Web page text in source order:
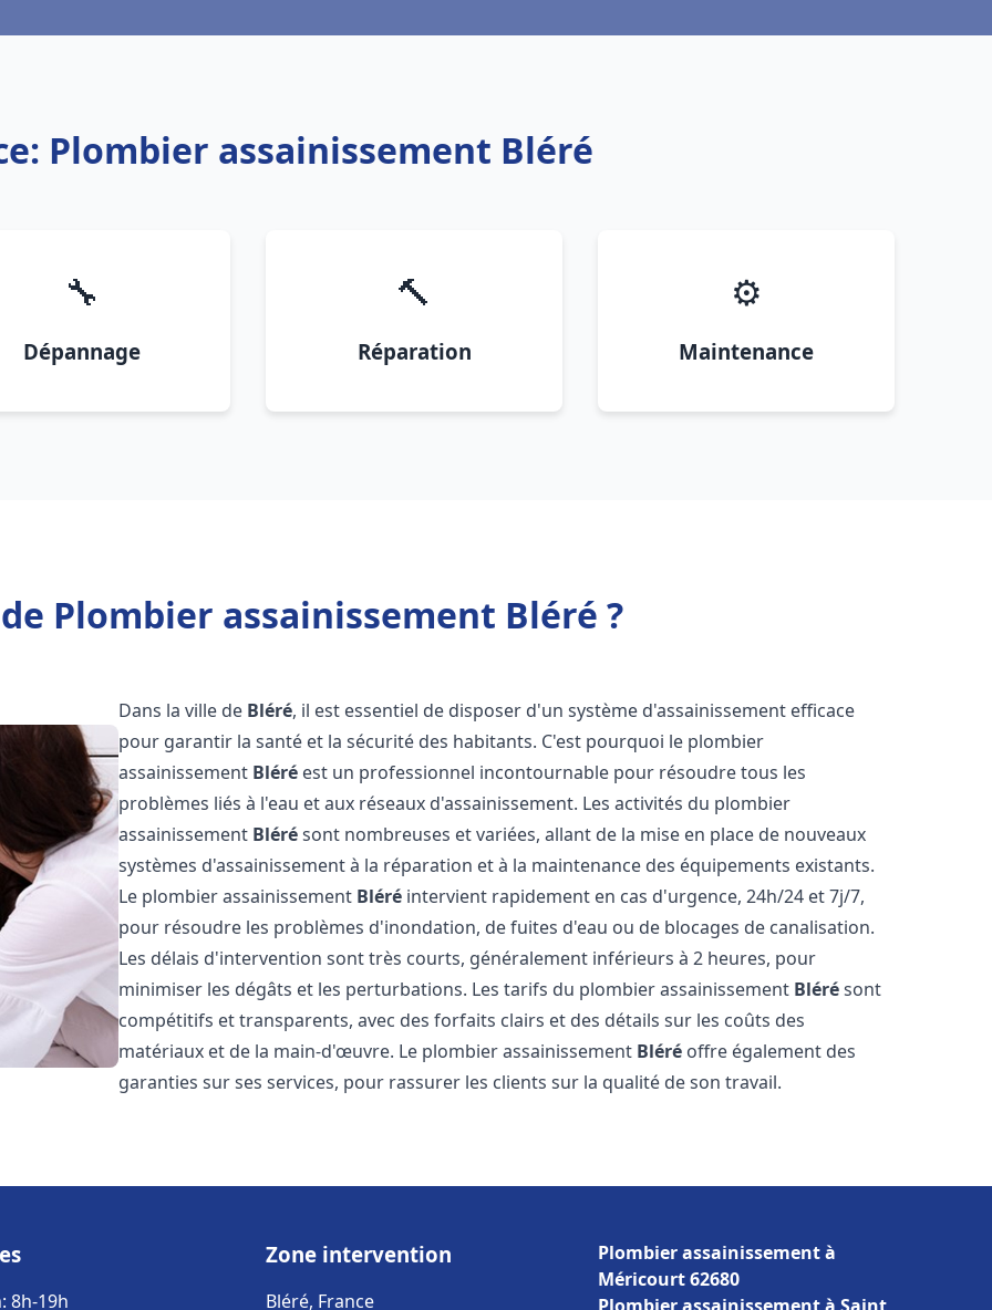
Plombier assainissement Bléré
🔧
Dépannage
🔨
Réparation
⚙️
Maintenance
Plombier assainissement Bléré ?
Dans la ville de Bléré, il est essentiel de disposer d'un système d'assainissement efficace
pour garantir la santé et la sécurité des habitants. C'est pourquoi le plombier
assainissement Bléré est un professionnel incontournable pour résoudre tous les
problèmes liés à l'eau et aux réseaux d'assainissement. Les activités du plombier
assainissement Blérésont nombreuses et variées, allant de la mise en place de nouveaux
systèmes d'assainissement à la réparation et à la maintenance des équipements existants.
Le plombier assainissement Bléré intervient rapidement en cas d'urgence, 24h/24 et 7j/7,
pour résoudre les problèmes d'inondation, de fuites d'eau ou de blocages de canalisation.
Les délais d'intervention sont très courts, généralement inférieurs à 2 heures, pour
minimiser les dégâts et les perturbations. Les tarifs du plombier assainissement Blérésont
compétitifs et transparents, avec des forfaits clairs et des détails sur les coûts des
matériaux et de la main-d'œuvre. Le plombier assainissement Bléré offre également des
garanties sur ses services, pour rassurer les clients sur la qualité de son travail.
8h-19h
Zone intervention
Bléré, France
Plombier assainissement à
Méricourt 62680